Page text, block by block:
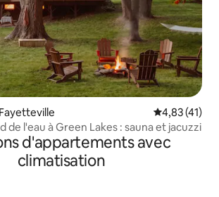
Évaluation
4,83 (41)
de l'eau à Green Lakes : sauna et jacuzzi
d'appartements avec
climatisation